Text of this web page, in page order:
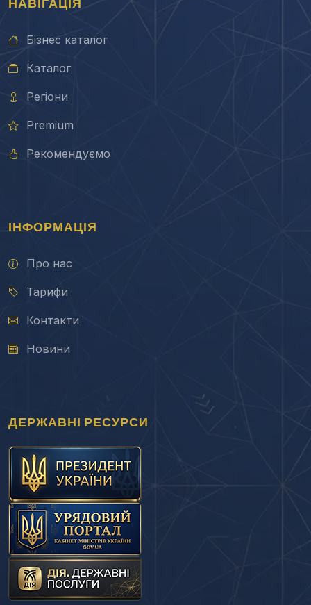
НАВІГАЦІЯ
Бізнес каталог
Каталог
Регіони
Premium
Рекомендуємо
ІНФОРМАЦІЯ
Про нас
Тарифи
Контакти
Новини
ДЕРЖАВНІ РЕСУРСИ